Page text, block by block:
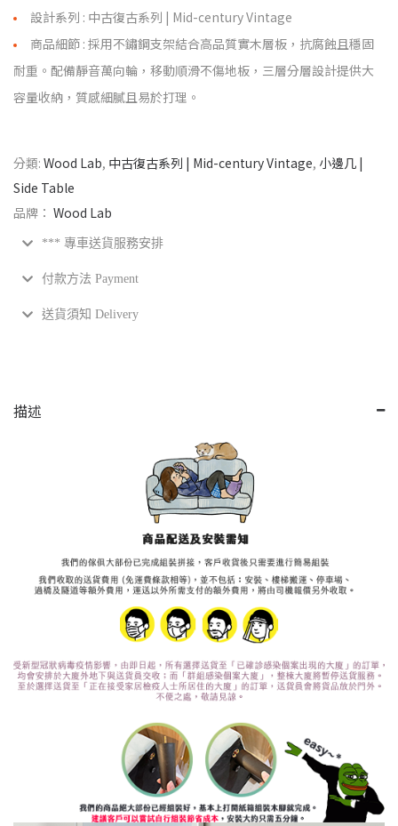
設計系列 : 中古復古系列 | Mid-century Vintage
商品細節 : 採用不鏽鋼支架結合高品質實木層板，抗腐蝕且穩固
耐重。配備靜音萬向輪，移動順滑不傷地板，三層分層設計提供大
容量收納，質感細膩且易於打理。
分類: Wood Lab, 中古復古系列 | Mid-century Vintage, 小邊几 |
Side Table
品牌： Wood Lab
*** 專車送貨服務安排
付款方法 Payment
送貨須知 Delivery
描述